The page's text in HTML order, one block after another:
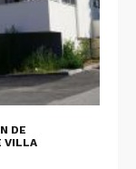
DE
VILLA